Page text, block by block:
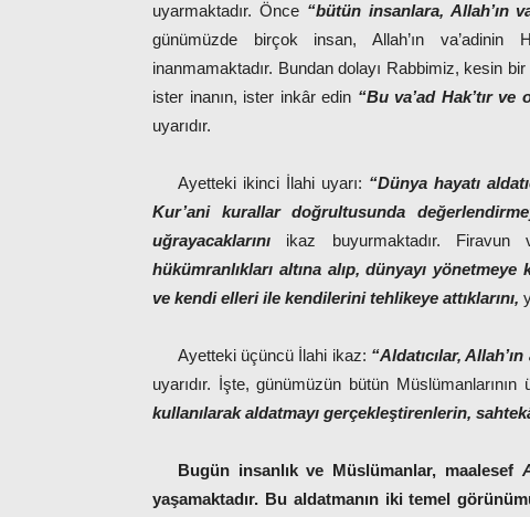
uyarmaktadır. Önce “bütün insanlara, Allah’ın
günümüzde birçok insan, Allah’ın va’adinin
inanmamaktadır. Bundan dolayı Rabbimiz, kesin bir
ister inanın, ister inkâr edin “Bu va’ad Hak’tır ve
uyarıdır.
Ayetteki ikinci İlahi uyarı: “Dünya hayatı
Kur’ani kurallar doğrultusunda
uğrayacaklarını ikaz buyurmaktadır. Firavun
hükümranlıkları altına alıp, dünyayı yönetmeye
ve kendi elleri ile kendilerini tehlikeye attıklarını,
Ayetteki üçüncü İlahi ikaz: “Aldatıcılar,
uyarıdır. İşte, günümüzün bütün
kullanılarak aldatmayı gerçekleştirenlerin,
Bugün insanlık ve Müslümanlar, maalesef
yaşamaktadır. Bu aldatmanın iki temel